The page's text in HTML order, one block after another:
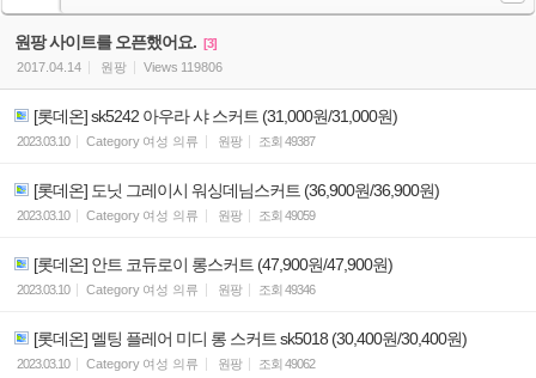
원팡 사이트를 오픈했어요. [3]
2017.04.14
원팡 Views 119806
[롯데온] sk5242 아우라 샤 스커트 (31,000원/31,000원)
2023.03.10 Category 여성 의류 원팡 조회 49387
[롯데온] 도닛 그레이시 워싱데님스커트 (36,900원/36,900원)
2023.03.10 Category 여성 의류 원팡 조회 49059
[롯데온] 안트 코듀로이 롱스커트 (47,900원/47,900원)
2023.03.10 Category 여성 의류 원팡 조회 49346
[롯데온] 멜팅 플레어 미디 롱 스커트 sk5018 (30,400원/30,400원)
2023.03.10 Category 여성 의류 원팡 조회 49062